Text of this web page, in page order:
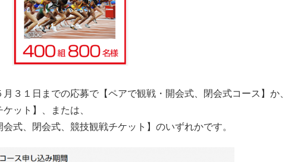
３１日までの応募で【ペアで観戦・開会式、閉会式コース】か、
ット】、または、
会式、閉会式、競技観戦チケット】のいずれかです。